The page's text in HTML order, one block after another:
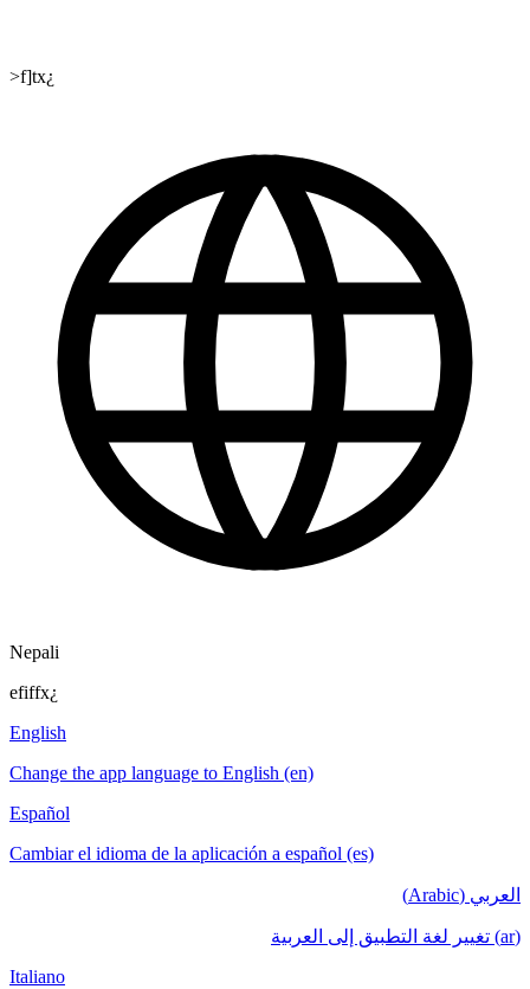
>f]tx¿
Nepali
efiffx¿
English
Change the app language to English (en)
Español
Cambiar el idioma de la aplicación a español (es)
العربي (Arabic)
(ar) تغيير لغة التطبيق إلى العربية
Italiano